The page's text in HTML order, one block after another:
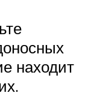
находит